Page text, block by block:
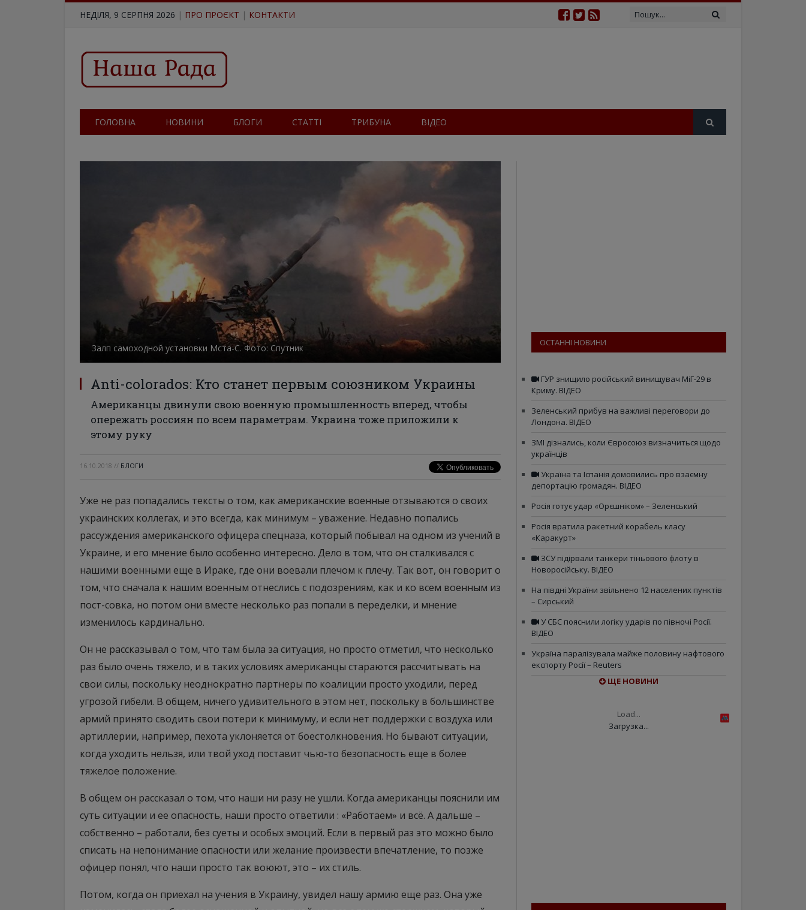
НЕДІЛЯ, 9 СЕРПНЯ 2026 | ПРО ПРОЄКТ | КОНТАКТИ
ГОЛОВНА НОВИНИ БЛОГИ СТАТТІ ТРИБУНА ВІДЕО
Залп самоходной установки Мста-С. Фото: Спутник
Аnti-colorados: Кто станет первым союзником Украины
Американцы двинули свою военную промышленность вперед, чтобы
опережать россиян по всем параметрам. Украина тоже приложили к
этому руку
16.10.2018 // БЛОГИ
Уже не раз попадались тексты о том, как американские военные отзываются о своих
украинских коллегах, и это всегда, как минимум – уважение. Недавно попались
рассуждения американского офицера спецназа, который побывал на одном из учений в
Украине, и его мнение было особенно интересно. Дело в том, что он сталкивался с
нашими военными еще в Ираке, где они воевали плечом к плечу. Так вот, он говорит о
том, что сначала к нашим военным отнеслись с подозрениям, как и ко всем военным из
пост-совка, но потом они вместе несколько раз попали в переделки, и мнение
изменилось кардинально.
Он не рассказывал о том, что там была за ситуация, но просто отметил, что несколько
раз было очень тяжело, и в таких условиях американцы стараются рассчитывать на
свои силы, поскольку неоднократно партнеры по коалиции просто уходили, перед
угрозой гибели. В общем, ничего удивительного в этом нет, поскольку в большинстве
армий принято сводить свои потери к минимуму, и если нет поддержки с воздуха или
артиллерии, например, пехота уклоняется от боестолкновения. Но бывают ситуации,
когда уходить нельзя, или твой уход поставит чью-то безопасность еще в более
тяжелое положение.
В общем он рассказал о том, что наши ни разу не ушли. Когда американцы пояснили им
суть ситуации и ее опасность, наши просто ответили : «Работаем» и всё. А дальше –
собственно – работали, без суеты и особых эмоций. Если в первый раз это можно было
списать на непонимание опасности или желание произвести впечатление, то позже
офицер понял, что наши просто так воюют, это – их стиль.
Потом, когда он приехал на учения в Украину, увидел нашу армию еще раз. Она уже
ОСТАННІ НОВИНИ
ГУР знищило російський винищувач МіГ-29 в
Криму. ВІДЕО
Зеленський прибув на важливі переговори до
Лондона. ВІДЕО
ЗМІ дізнались, коли Євросоюз визначиться щодо
українців
Україна та Іспанія домовились про взаємну
депортацію громадян. ВІДЕО
Росія готує удар «Орєшніком» – Зеленський
Росія вратила ракетний корабель класу
«Каракурт»
ЗСУ підірвали танкери тіньового флоту в
Новоросійську. ВІДЕО
На півдні України звільнено 12 населених пунктів
– Сирський
У СБС пояснили логіку ударів по півночі Росії.
ВІДЕО
Україна паралізувала майже половину нафтового
експорту Росії – Reuters
ЩЕ НОВИНИ
Load...
Загрузка...